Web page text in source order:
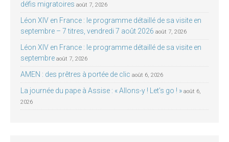
défis migratoires août 7, 2026
Léon XIV en France : le programme détaillé de sa visite en
septembre – 7 titres, vendredi 7 août 2026 août 7, 2026
Léon XIV en France : le programme détaillé de sa visite en
septembre août 7, 2026
AMEN : des prêtres à portée de clic août 6, 2026
La journée du pape à Assise : « Allons-y ! Let’s go ! » août 6,
2026